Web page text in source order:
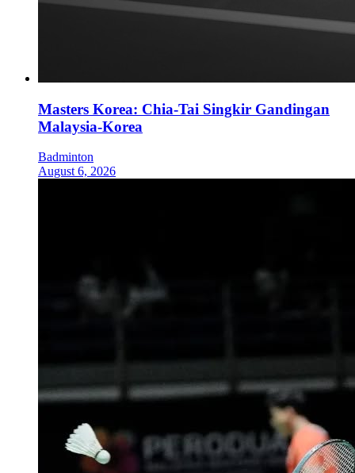
Masters Korea: Chia-Tai Singkir Gandingan
Malaysia-Korea
Badminton
August 6, 2026